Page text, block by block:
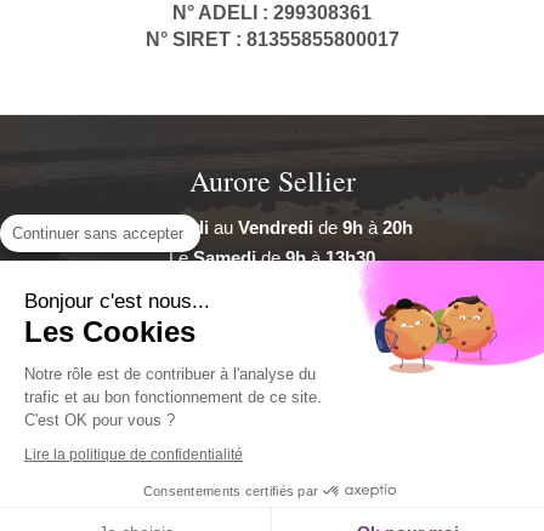
N° ADELI : 299308361
N° SIRET : 81355855800017
Aurore Sellier
DuLundi au Vendredide 9hà 20h
LeSamedide9hà13h30
Plan du site
©2017 Aurore Sellier - Psychologue clinicienne Brest
Création et référencement du site par Simplébo
Ce site a été créé grâce àPsychologues.fr
Continuer sans accepter
Bonjour c'est nous...
Les Cookies
Notre rôle est de contribuer à l'analyse du
trafic et au bon fonctionnement de ce site.
C'est OK pour vous ?
Lire la politique de confidentialité
Consentements certifiés par